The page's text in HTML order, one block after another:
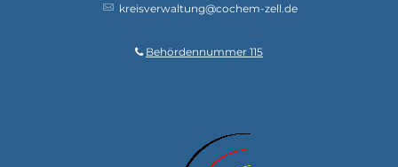
kreisverwaltung@cochem-zell.de
Behördennummer 115